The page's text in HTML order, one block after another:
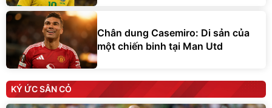
Chân dung Casemiro: Di sản của
một chiến binh tại Man Utd
KÝ ỨC SÂN CỎ